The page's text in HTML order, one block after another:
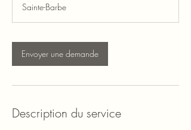
0
m
n
Sainte-Barbe
Envoyer une demande
Description du service